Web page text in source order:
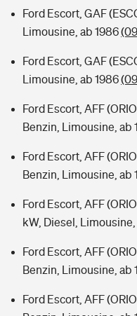
Ford Escort, GAF
Limousine, ab 1986
Ford Escort, GAF
Limousine, ab 1986
Ford Escort, AFF
Benzin, Limousine, ab
Ford Escort, AFF
Benzin, Limousine, ab
Ford Escort, AFF
kW, Diesel, Limousine,
Ford Escort, AFF
Benzin, Limousine, ab
Ford Escort, AFF